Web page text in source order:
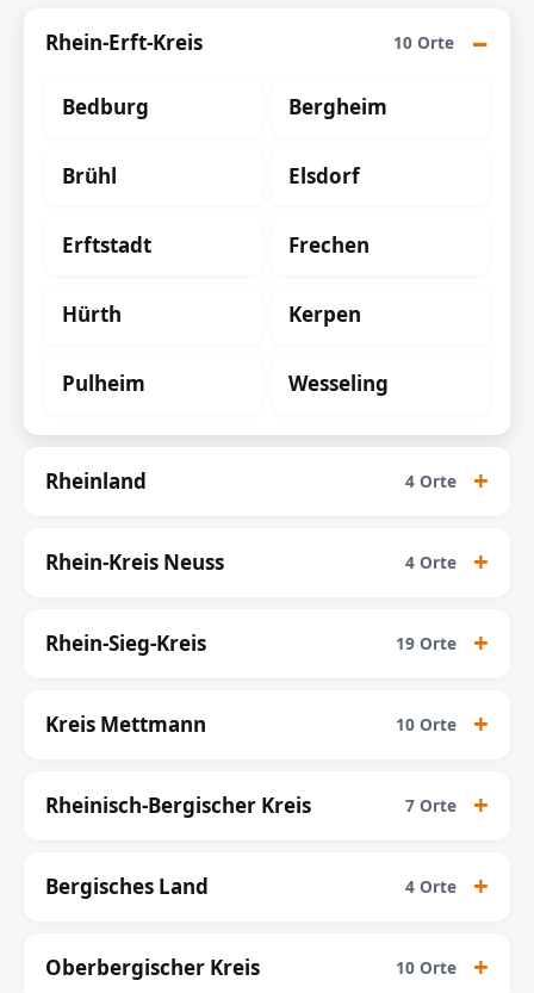
Rhein-Erft-Kreis 10 Orte
Bedburg Bergheim
Brühl Elsdorf
Erftstadt Frechen
Hürth Kerpen
Pulheim Wesseling
Rheinland 4 Orte
Rhein-Kreis Neuss 4 Orte
Rhein-Sieg-Kreis 19 Orte
Kreis Mettmann 10 Orte
Rheinisch-Bergischer Kreis 7 Orte
Bergisches Land 4 Orte
Oberbergischer Kreis 10 Orte